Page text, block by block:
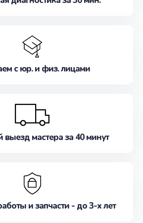
с юр. и физ. лицами
выезд мастера за 40 минут
и запчасти - до 3-х лет